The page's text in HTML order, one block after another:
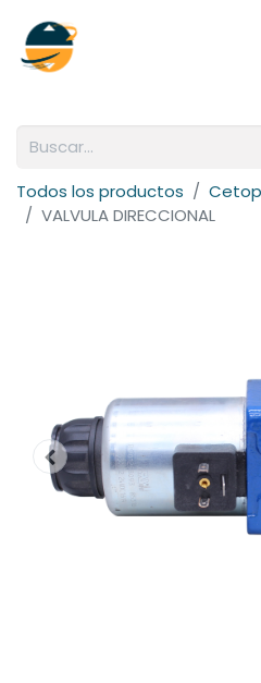
Todos los productos
VALVULA DIRECCIONAL